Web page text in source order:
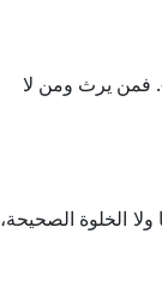
. فمن يرث ومن لا
الخلوة الصحيحة،